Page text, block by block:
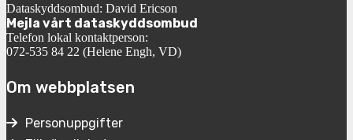
Dataskyddsombud: David Ericson
Mejla vårt dataskyddsombud
Telefon lokal kontaktperson:
072-535 84 22 (Helene Engh, VD)
Om webbplatsen
Personuppgifter